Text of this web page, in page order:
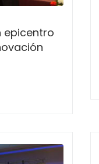
epicentro